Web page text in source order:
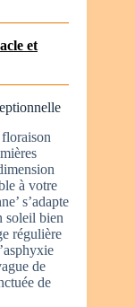
et
floraison
à votre
s’adapte
soleil bien
régulière
de
de